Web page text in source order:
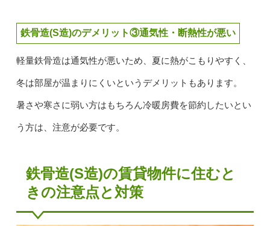
鉄骨造(S造)のデメリット③通気性・断熱性が悪い
軽量鉄骨造は通気性が悪いため、夏に熱がこもりやすく、
冬は部屋が温まりにくいというデメリットもあります。
暑さや寒さに弱い方はもちろん冷暖房費を節約したいとい
う方は、注意が必要です。
鉄骨造(S造)の賃貸物件に住むと
きの注意点と対策